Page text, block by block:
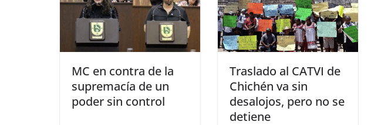
MC en contra de la
supremacía de un
poder sin control
Traslado al CATVI de
Chichén va sin
desalojos, pero no se
detiene